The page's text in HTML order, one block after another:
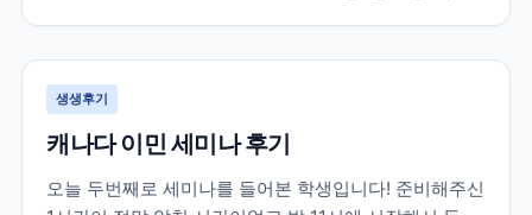
생생후기
캐나다 이민 세미나 후기
오늘 두번째로 세미나를 들어본 학생입니다! 준비해주신